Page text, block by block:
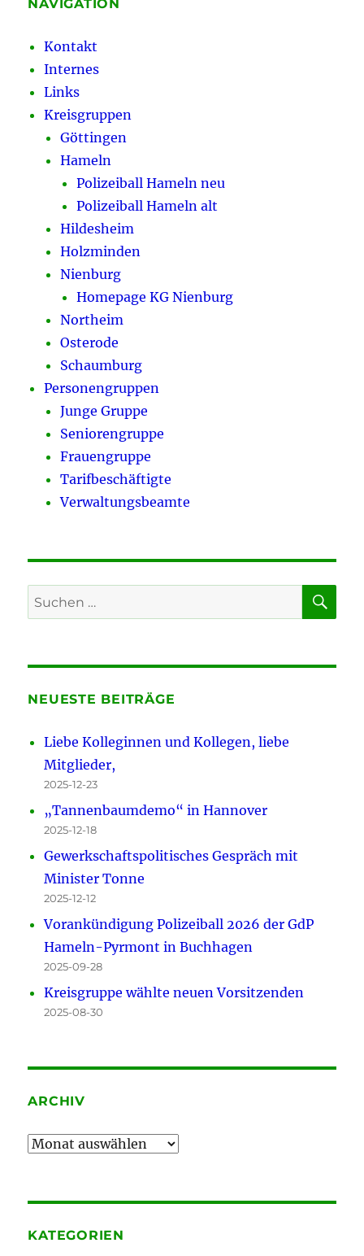
NAVIGATION
Kontakt
Internes
Links
Kreisgruppen
Göttingen
Hameln
Polizeiball Hameln neu
Polizeiball Hameln alt
Hildesheim
Holzminden
Nienburg
Homepage KG Nienburg
Northeim
Osterode
Schaumburg
Personengruppen
Junge Gruppe
Seniorengruppe
Frauengruppe
Tarifbeschäftigte
Verwaltungsbeamte
Suchen
nach:
NEUESTE BEITRÄGE
Liebe Kolleginnen und Kollegen, liebe
Mitglieder,
2025-12-23
„Tannenbaumdemo“ in Hannover
2025-12-18
Gewerkschaftspolitisches Gespräch mit
Minister Tonne
2025-12-12
Vorankündigung Polizeiball 2026 der GdP
Hameln-Pyrmont in Buchhagen
2025-09-28
Kreisgruppe wählte neuen Vorsitzenden
2025-08-30
ARCHIV
Archiv
KATEGORIEN